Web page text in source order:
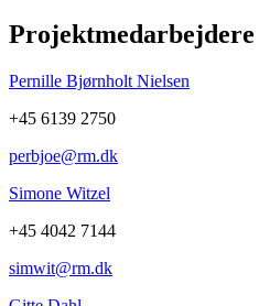
Projektmedarbejdere
Pernille Bjørnholt Nielsen
+45 6139 2750
perbjoe@rm.dk
Simone Witzel
+45 4042 7144
simwit@rm.dk